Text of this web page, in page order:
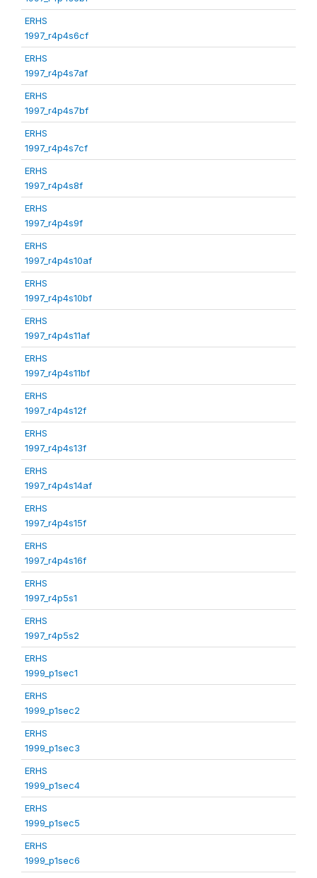
ERHS
1997_r4p4s6cf
ERHS
1997_r4p4s7af
ERHS
1997_r4p4s7bf
ERHS
1997_r4p4s7cf
ERHS
1997_r4p4s8f
ERHS
1997_r4p4s9f
ERHS
1997_r4p4s10af
ERHS
1997_r4p4s10bf
ERHS
1997_r4p4s11af
ERHS
1997_r4p4s11bf
ERHS
1997_r4p4s12f
ERHS
1997_r4p4s13f
ERHS
1997_r4p4s14af
ERHS
1997_r4p4s15f
ERHS
1997_r4p4s16f
ERHS
1997_r4p5s1
ERHS
1997_r4p5s2
ERHS
1999_p1sec1
ERHS
1999_p1sec2
ERHS
1999_p1sec3
ERHS
1999_p1sec4
ERHS
1999_p1sec5
ERHS
1999_p1sec6